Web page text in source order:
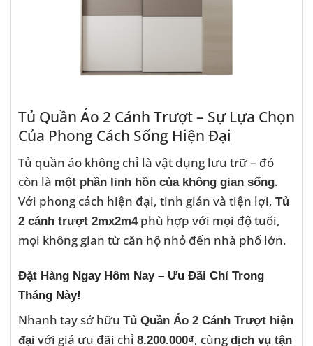
Tủ Quần Áo 2 Cánh Trượt – Sự Lựa Chọn
Của Phong Cách Sống Hiện Đại
Tủ quần áo không chỉ là vật dụng lưu trữ – đó
còn là một phần linh hồn của không gian sống.
Với phong cách hiện đại, tinh giản và tiện lợi, Tủ
2 cánh trượt 2mx2m4phù hợp với mọi độ tuổi,
mọi không gian từ căn hộ nhỏ đến nhà phố lớn.
Đặt Hàng Ngay Hôm Nay – Ưu Đãi Chỉ Trong
Tháng Này!
Nhanh tay sở hữu Tủ Quần Áo 2 Cánh Trượt hiện
đại với giá ưu đãi chỉ 8.200.000₫, cùng dịch vụ tận